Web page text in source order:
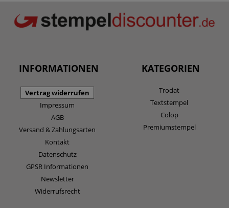
INFORMATIONEN
Vertrag widerrufen
Impressum
AGB
Versand & Zahlungsarten
Kontakt
Datenschutz
GPSR Informationen
Newsletter
Widerrufsrecht
KATEGORIEN
Trodat
Textstempel
Colop
Premiumstempel